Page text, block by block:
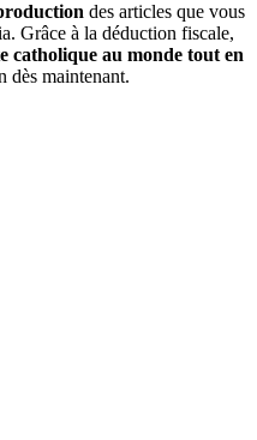
des articles que vous
Grâce à la déduction fiscale,
catholique au monde tout en
dès maintenant.